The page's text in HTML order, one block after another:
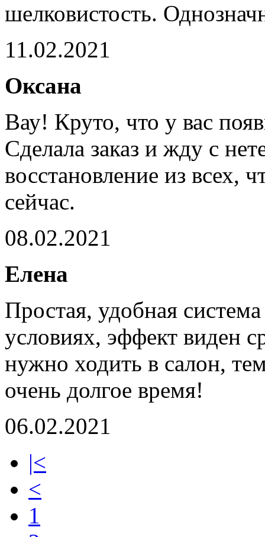
шелковистость.
11.02.2021
Оксана
Вау! Круто, что у вас
Сделала заказ и жду с
восстановление из всех,
сейчас.
08.02.2021
Елена
Простая, удобная
условиях, эффект виден
нужно ходить в салон,
очень долгое время!
06.02.2021
|<
<
1